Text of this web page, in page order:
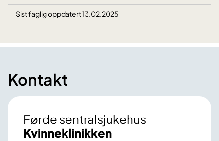
Sist faglig oppdatert 13.02.2025
Kontakt
Førde sentralsjukehus
Kvinneklinikken